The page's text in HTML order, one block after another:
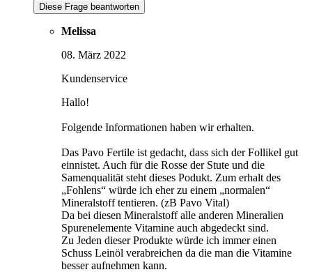
Diese Frage beantworten
Melissa
08. März 2022
Kundenservice
Hallo!
Folgende Informationen haben wir erhalten.
Das Pavo Fertile ist gedacht, dass sich der Follikel gut
einnistet. Auch für die Rosse der Stute und die
Samenqualität steht dieses Podukt. Zum erhalt des
„Fohlens“ würde ich eher zu einem „normalen“
Mineralstoff tentieren. (zB Pavo Vital)
Da bei diesen Mineralstoff alle anderen Mineralien
Spurenelemente Vitamine auch abgedeckt sind.
Zu Jeden dieser Produkte würde ich immer einen
Schuss Leinöl verabreichen da die man die Vitamine
besser aufnehmen kann.